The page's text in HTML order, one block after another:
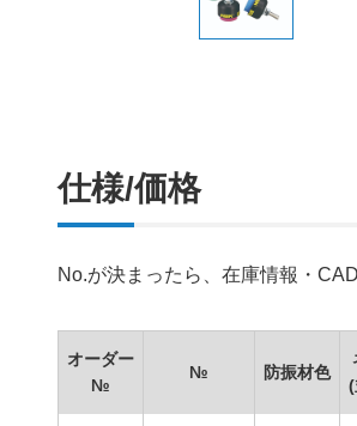
仕様/価格
No.が決まったら、在庫情報・
オーダー
№
№ 防振材色
(